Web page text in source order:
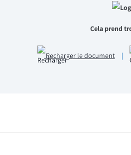
Cela prend
Recharger le document |